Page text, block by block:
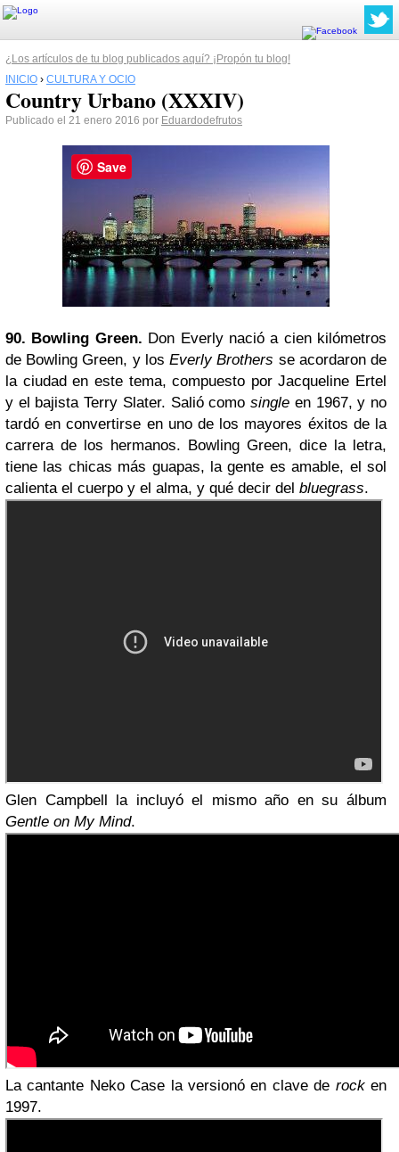
¿Los artículos de tu blog publicados aquí? ¡Propón tu blog!
INICIO › CULTURA Y OCIO
Country Urbano (XXXIV)
Publicado el 21 enero 2016 por Eduardodefrutos
90. Bowling Green. Don Everly nació a cien kilómetros
de Bowling Green, y losEverly Brothers se acordaron de
la ciudad en este tema, compuesto por Jacqueline Ertel
y el bajista Terry Slater. Salió comosingle en 1967, y no
tardó en convertirse en uno de los mayores éxitos de la
carrera de los hermanos. Bowling Green, dice la letra,
tiene las chicas más guapas, la gente es amable, el sol
calienta el cuerpo y el alma, y qué decir del bluegrass.
Glen Campbell la incluyó el mismo año en su álbum
Gentle on My Mind.
La cantante Neko Case la versionó en clave de rocken
1997.
Save